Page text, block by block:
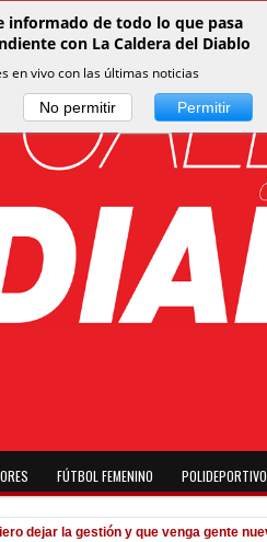
FÚTBOL FEMENINO POLIDEPORTIVO
la gestión y que venga gente nueva"
informado de todo lo que pasa
con La Caldera del Diablo
en vivo con las últimas noticias
No permitir Permitir